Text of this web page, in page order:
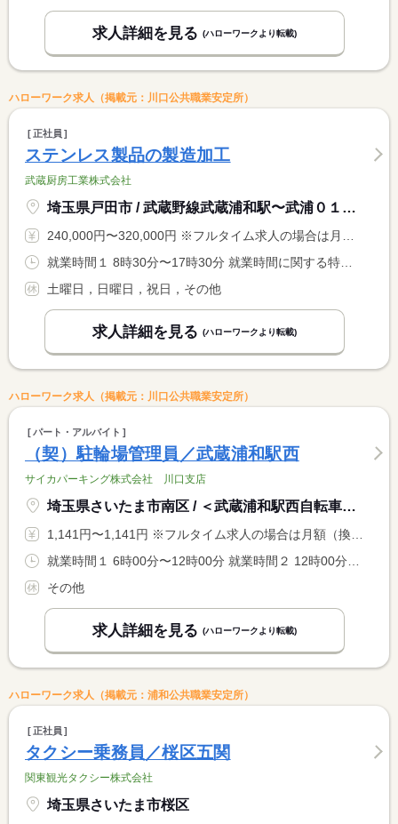
求人詳細を見る (ハローワークより転載)
ハローワーク求人（掲載元：川口公共職業安定所）
正社員
ステンレス製品の製造加工
武蔵厨房工業株式会社
埼玉県戸田市 / 武蔵野線武蔵浦和駅〜武浦０１「下笹目」停留所から徒歩５分
240,000円〜320,000円 ※フルタイム求人の場合は月額（換算額）、パート求人の場合は時間額を表示しています。
土曜日，日曜日，祝日，その他
求人詳細を見る (ハローワークより転載)
ハローワーク求人（掲載元：川口公共職業安定所）
パート・アルバイト
（契）駐輪場管理員／武蔵浦和駅西
サイカパーキング株式会社 川口支店
埼玉県さいたま市南区 / ＜武蔵浦和駅西自転車駐車場＞
1,141円〜1,141円 ※フルタイム求人の場合は月額（換算額）、パート求人の場合は時間額を表示しています。
その他
求人詳細を見る (ハローワークより転載)
ハローワーク求人（掲載元：浦和公共職業安定所）
正社員
タクシー乗務員／桜区五関
関東観光タクシー株式会社
埼玉県さいたま市桜区